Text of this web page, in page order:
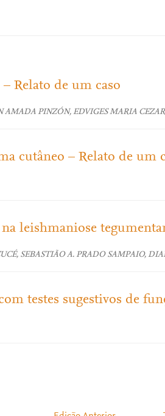
Relato de um caso
PINZÓN, EDVIGES MARIA
cutâneo – Relato de um
leishmaniose
SEBASTIÃO A. PRADO SAMPAIO,
testes sugestivos de